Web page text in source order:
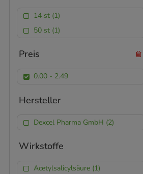
14 st (1)
50 st (1)
Preis
0.00 - 2.49
Hersteller
Dexcel Pharma GmbH (2)
Wirkstoffe
Acetylsalicylsäure (1)